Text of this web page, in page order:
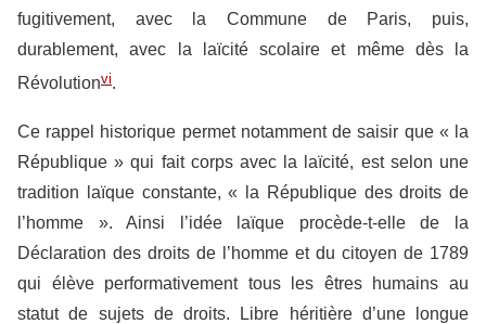
fugitivement, avec la Commune de Paris, puis,
durablement, avec la laïcité scolaire et même dès la
Révolutionvi.
Ce rappel historique permet notamment de saisir que « la
République » qui fait corps avec la laïcité, est selon une
tradition laïque constante, « la République des droits de
l’homme ». Ainsi l’idée laïque procède-t-elle de la
Déclaration des droits de l’homme et du citoyen de 1789
qui élève performativement tous les êtres humains au
statut de sujets de droits. Libre héritière d’une longue